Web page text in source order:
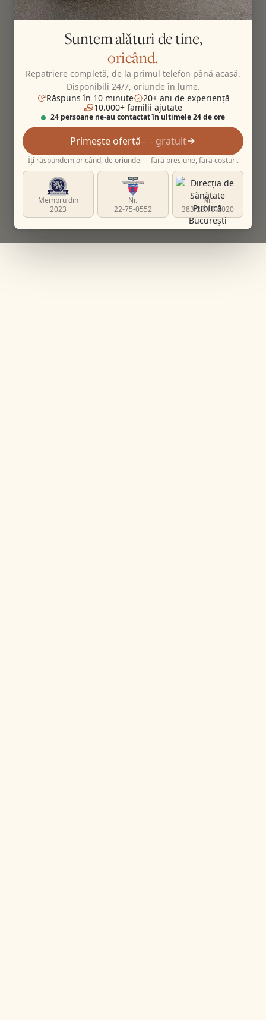
Suntem alături de tine,
oricând.
Repatriere completă, de la primul telefon până acasă.
Disponibili 24/7, oriunde în lume.
Răspuns în 10 minute
20+ ani de experiență
10.000+ familii ajutate
24 persoane ne-au contactat în ultimele 24 de ore
Primește ofertă - gratuit
Îți răspundem oricând, de oriunde — fără presiune, fără costuri.
Membru din
2023
Nr.
22-75-0552
Nr.
383/23.10.2020